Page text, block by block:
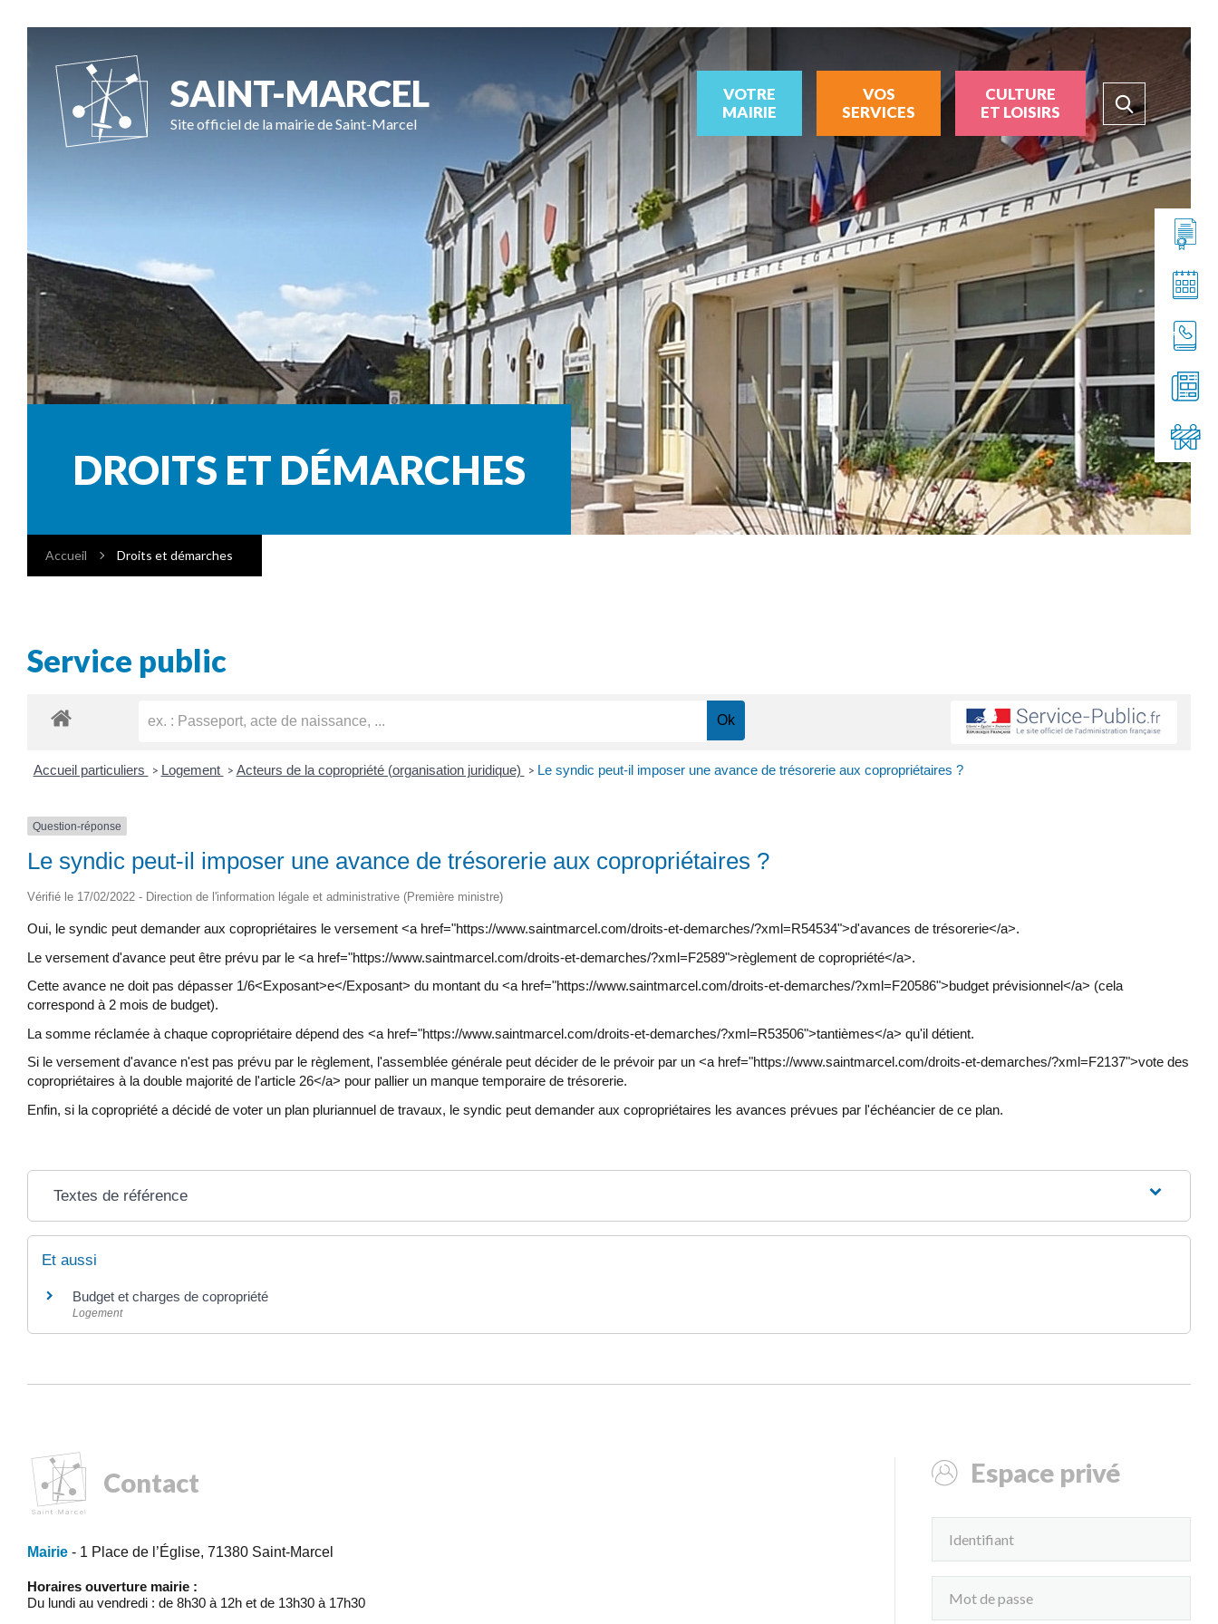
SAINT-MARCEL
Site officiel de la mairie de Saint-Marcel
VOTRE
MAIRIE
VOS
SERVICES
CULTURE
ET LOISIRS
DROITS ET DÉMARCHES
Accueil Droits et démarches
Service public
Accueil particuliers > Logement > Acteurs de la copropriété (organisation juridique) > Le syndic peut-il imposer une avance de trésorerie aux copropriétaires ?
Question-réponse
Le syndic peut-il imposer une avance de trésorerie aux copropriétaires ?
Vérifié le 17/02/2022 - Direction de l'information légale et administrative (Première ministre)
Oui, le syndic peut demander aux copropriétaires le versement <a href="https://www.saintmarcel.com/droits-et-demarches/?xml=R54534">d'avances de trésorerie</a>.
Le versement d'avance peut être prévu par le <a href="https://www.saintmarcel.com/droits-et-demarches/?xml=F2589">règlement de copropriété</a>.
Cette avance ne doit pas dépasser 1/6<Exposant>e</Exposant> du montant du <a href="https://www.saintmarcel.com/droits-et-demarches/?xml=F20586">budget prévisionnel</a> (cela
correspond à 2 mois de budget).
La somme réclamée à chaque copropriétaire dépend des <a href="https://www.saintmarcel.com/droits-et-demarches/?xml=R53506">tantièmes</a> qu'il détient.
Si le versement d'avance n'est pas prévu par le règlement, l'assemblée générale peut décider de le prévoir par un <a href="https://www.saintmarcel.com/droits-et-demarches/?xml=F2137">vote des
copropriétaires à la double majorité de l'article 26</a> pour pallier un manque temporaire de trésorerie.
Enfin, si la copropriété a décidé de voter un plan pluriannuel de travaux, le syndic peut demander aux copropriétaires les avances prévues par l'échéancier de ce plan.
Textes de référence
Et aussi
Budget et charges de copropriété
Logement
Contact
Mairie - 1 Place de l’Église, 71380 Saint-Marcel
Horaires ouverture mairie :
Du lundi au vendredi : de 8h30 à 12h et de 13h30 à 17h30
Espace privé